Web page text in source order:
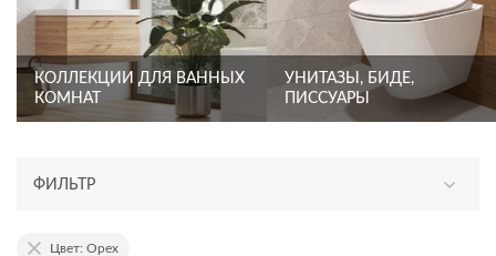
КОЛЛЕКЦИИ ДЛЯ ВАННЫХ
КОМНАТ
УНИТАЗЫ, БИДЕ,
ПИССУАРЫ
ФИЛЬТР
АССОРТИМЕНТ
Цвет: Орех